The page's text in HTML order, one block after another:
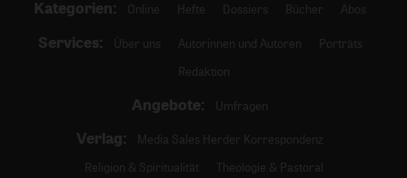
Kategorien: Online Hefte Dossiers Bücher Abos
Services: Über uns Autorinnen und Autoren
Porträts
Redaktion
Angebote: Umfragen
Verlag:
Media Sales Herder Korrespondenz
Religion & Spiritualität
Theologie & Pastoral